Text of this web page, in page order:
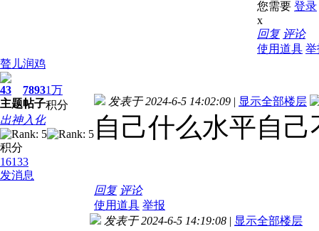
您需要 登录
x
回复 评论
使用道具 举
聱儿润鸡
43
主题
7893
帖子
1万
积分
出神入化
积分
16133
发消息
发表于 2024-6-5 14:02:09 | 显示全部楼层
自己什么水平自
回复 评论
使用道具 举报
发表于 2024-6-5 14:19:08 | 显示全部楼层